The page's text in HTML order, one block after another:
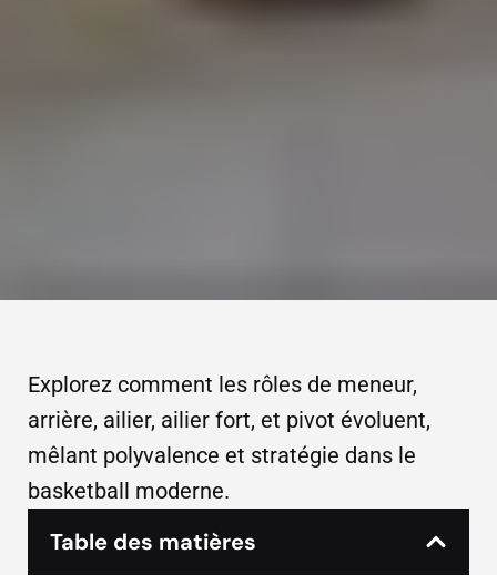
Explorez comment les rôles de meneur,
arrière, ailier, ailier fort, et pivot évoluent,
mêlant polyvalence et stratégie dans le
basketball moderne.
Table des matières